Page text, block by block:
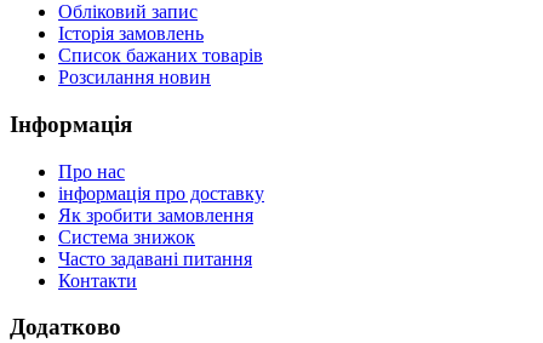
Обліковий запис
Історія замовлень
Список бажаних товарів
Розсилання новин
Інформація
Про нас
інформація про доставку
Як зробити замовлення
Система знижок
Часто задавані питання
Контакти
Додатково